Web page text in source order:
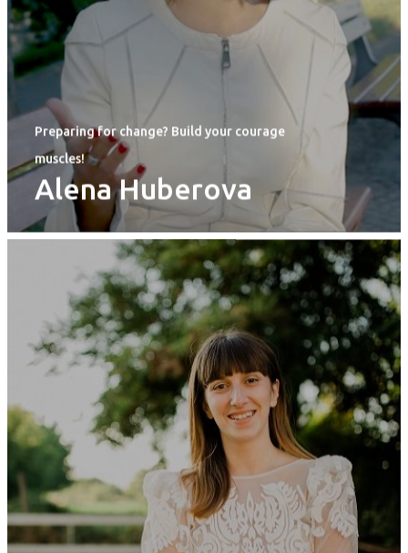
Preparing for change? Build your courage
muscles!
Alena Huberova
PRO MÉDIA
MINULÉ
PŘIHLÁŠENÍ
Home
Program
Speakers &